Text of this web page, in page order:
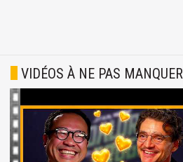
VIDÉOS À NE PAS MANQUER